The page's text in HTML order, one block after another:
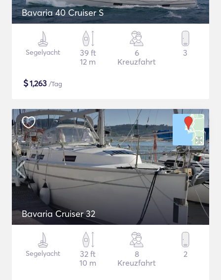
Bavaria 40 Cruiser S
Segelyacht
39 ft
12 m
6
Kreuzfahrt
3
$1,263 /Tag
Bavaria Cruiser 32
Segelyacht
32 ft
10 m
8
Kreuzfahrt
2